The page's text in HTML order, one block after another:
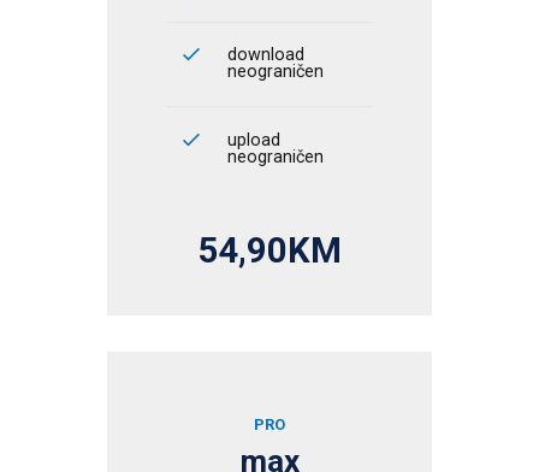
download
neograničen
upload
neograničen
54,90KM
PRO
max